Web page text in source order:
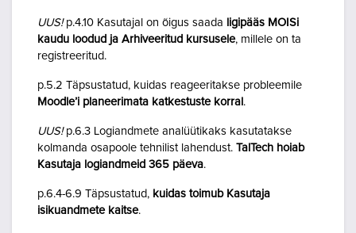
UUS!p.4.10 Kasutajal on õigus saada ligipääs MOISi
kaudu loodud ja Arhiveeritud kursusele, millele on ta
registreeritud.
p.5.2 Täpsustatud, kuidas reageeritakse probleemile
Moodle’i planeerimata katkestuste korral .
UUS!p.6.3 Logiandmete analüütikaks kasutatakse
kolmanda osapoole tehnilist lahendust. TalTech hoiab
Kasutaja logiandmeid 365 päeva.
p.6.4-6.9 Täpsustatud, kuidas toimub Kasutaja
isikuandmete kaitse.